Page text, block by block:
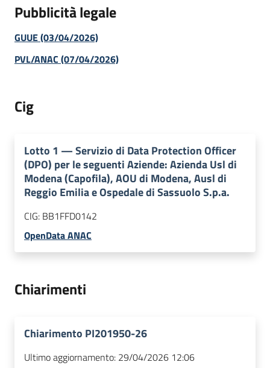
Pubblicità legale
GUUE (03/04/2026)
PVL/ANAC (07/04/2026)
Cig
Lotto 1 —Servizio di Data Protection Officer
(DPO) per le seguenti Aziende: Azienda Usl di
Modena (Capofila), AOU di Modena, Ausl di
Reggio Emilia e Ospedale di Sassuolo S.p.a.
CIG: BB1FFD0142
OpenData ANAC
Chiarimenti
Chiarimento PI201950-26
Ultimo aggiornamento: 29/04/2026 12:06